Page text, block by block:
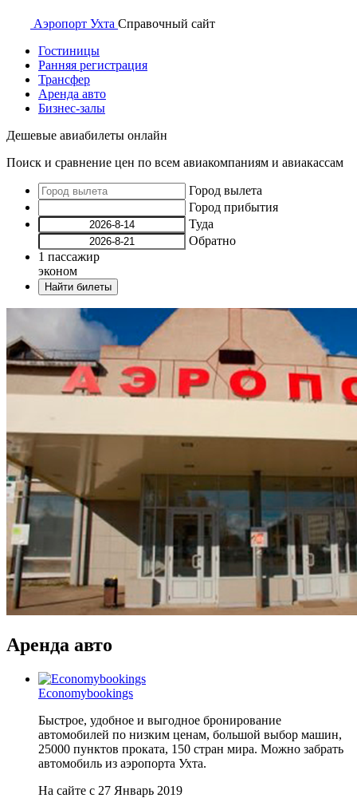
Аэропорт Ухта Справочный сайт
Гостиницы
Ранняя регистрация
Трансфер
Аренда авто
Бизнес-залы
Дешевые авиабилеты онлайн
Поиск и сравнение цен по всем авиакомпаниям и авиакассам
Город вылета
Город прибытия
Туда
Обратно
1 пассажир
эконом
Найти билеты
Аренда авто
Economybookings
Быстрое, удобное и выгодное бронирование
автомобилей по низким ценам, большой выбор машин,
25000 пунктов проката, 150 стран мира. Можно забрать
автомобиль из аэропорта Ухта.
На сайте с 27 Январь 2019